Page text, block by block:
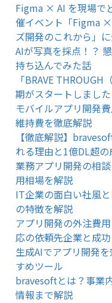
Figma × AI を現場で
催イベント「Figma
ズ開発のこれから」
AIが写真を採点！？
持ち込んでみた話
「BRAVE
期がスタートしました
モバイルアプリ開発
維持費を徹底解説
【徹底解説】
れる理由と1億DL超の
業務アプリ開発の相
用相場を解説
IT企業の面白い社風
の特徴を解説
アプリ開発の外注費
応の依頼先企業と成
生成AIでアプリ開発
すめツール
bravesoftとは？事業
情報まで解説